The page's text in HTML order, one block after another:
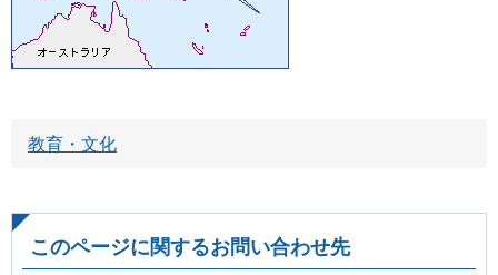
教育・文化
このページに関するお問い合わせ先